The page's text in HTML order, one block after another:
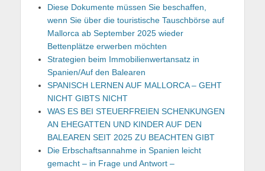
Diese Dokumente müssen Sie beschaffen,
wenn Sie über die touristische Tauschbörse auf
Mallorca ab September 2025 wieder
Bettenplätze erwerben möchten
Strategien beim Immobilienwertansatz in
Spanien/Auf den Balearen
SPANISCH LERNEN AUF MALLORCA – GEHT
NICHT GIBTS NICHT
WAS ES BEI STEUERFREIEN SCHENKUNGEN
AN EHEGATTEN UND KINDER AUF DEN
BALEAREN SEIT 2025 ZU BEACHTEN GIBT
Die Erbschaftsannahme in Spanien leicht
gemacht – in Frage und Antwort –